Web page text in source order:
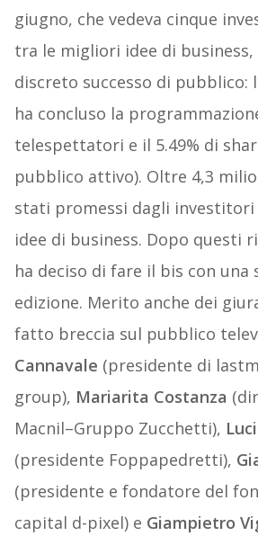
giugno, che vedeva cinque
tra le migliori idee di
discreto successo di pubblico:
ha concluso la
telespettatori e il 5.49% di
pubblico attivo). Oltre 4,3
stati promessi dagli investitori
idee di business. Dopo questi
ha deciso di fare il bis con una
edizione. Merito anche dei
fatto breccia sul pubblico
Cannavale (presidente di
group), Mariarita Costanza
Macnil–Gruppo Zucchetti),
(presidente Foppapedretti),
(presidente e fondatore del
capital d-pixel) e Giampietro